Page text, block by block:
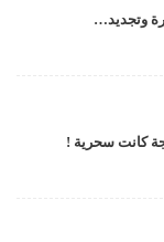
وتجديد…
كانت سحرية !